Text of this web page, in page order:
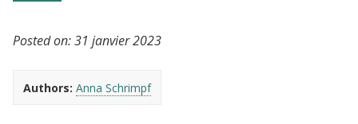
Posted on:31 janvier 2023
Authors: Anna Schrimpf